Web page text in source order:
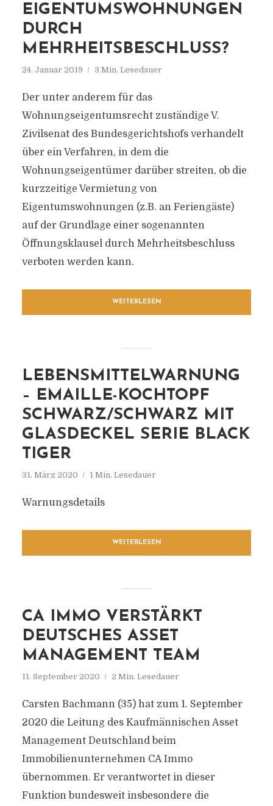
EIGENTUMSWOHNUNGEN
DURCH
MEHRHEITSBESCHLUSS?
24. Januar 2019 3 Min. Lesedauer
Der unter anderem für das
Wohnungseigentumsrecht zuständige V.
Zivilsenat des Bundesgerichtshofs verhandelt
über ein Verfahren, in dem die
Wohnungseigentümer darüber streiten, ob die
kurzzeitige Vermietung von
Eigentumswohnungen (z.B. an Feriengäste)
auf der Grundlage einer sogenannten
Öffnungsklausel durch Mehrheitsbeschluss
verboten werden kann.
WEITERLESEN
LEBENSMITTELWARNUNG
– EMAILLE-KOCHTOPF
SCHWARZ/SCHWARZ MIT
GLASDECKEL SERIE BLACK
TIGER
31. März 2020 1 Min. Lesedauer
Warnungsdetails
WEITERLESEN
CA IMMO VERSTÄRKT
DEUTSCHES ASSET
MANAGEMENT TEAM
11. September 2020 2 Min. Lesedauer
Carsten Bachmann (35) hat zum 1. September
2020 die Leitung des Kaufmännischen Asset
Management Deutschland beim
Immobilienunternehmen CA Immo
übernommen. Er verantwortet in dieser
Funktion bundesweit insbesondere die